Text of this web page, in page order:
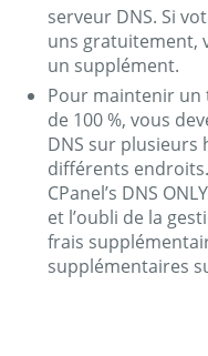
serveur DNS. Si
uns gratuitement,
un supplément.
Pour maintenir
de 100 %, vous
DNS sur plusieurs
différents
CPanel’s DNS
et l’oubli de la
frais
supplémentaires